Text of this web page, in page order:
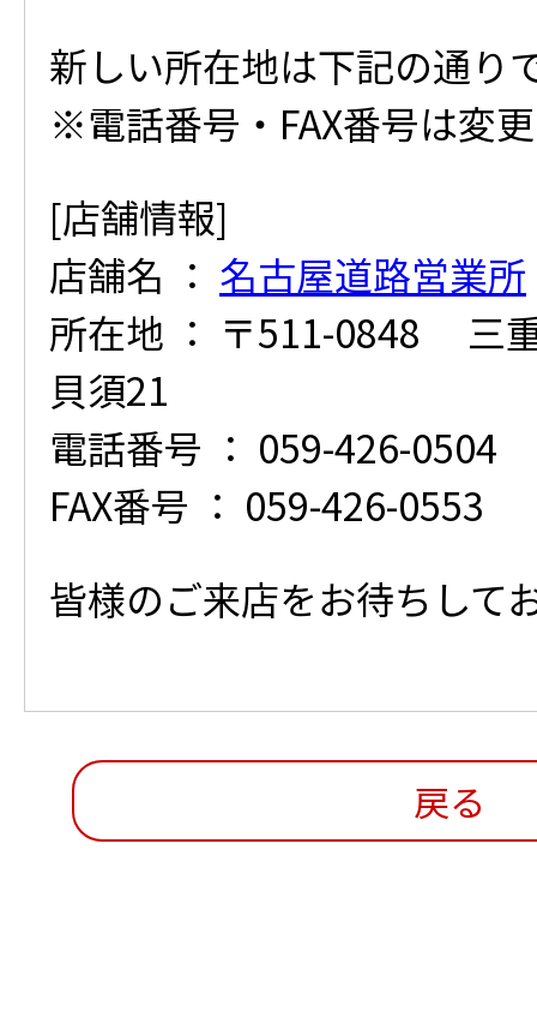
新しい所在地は下記の通り
※電話番号・FAX番号は変
[店舗情報]
店舗名 ： 名古屋道路営業所
所在地 ： 〒511-0848 三
貝須21
電話番号 ： 059-426-0504
FAX番号 ： 059-426-0553
皆様のご来店をお待ちして
戻る